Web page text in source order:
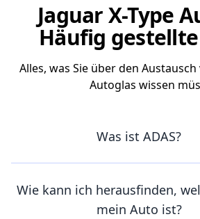
Jaguar X-Type
Häufig
Alles, was Sie über den Austausch
Autoglas wissen
Was ist ADAS?
Wie kann ich herausfinden,
mein Auto ist?